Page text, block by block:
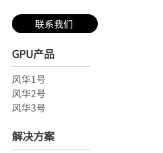
联系我们
GPU产品
风华1号
风华2号
风华3号
解决方案